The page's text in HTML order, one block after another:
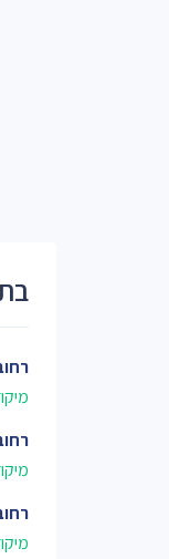
מיקוד
מיקוד
מיקוד